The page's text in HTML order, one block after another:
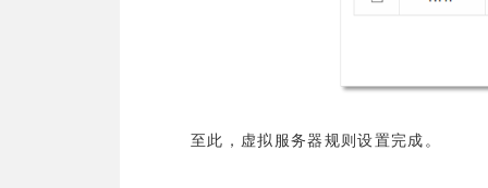
至此，虚拟服务器规则设置完成。